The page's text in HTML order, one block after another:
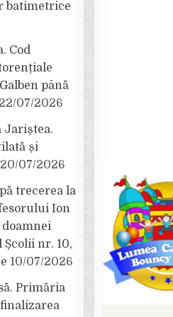
batimetrice
Cod
până
22/07/2026
Jariștea.
și
20/07/2026
trecerea la
Ion
nr. 10,
10/07/2026
Primăria